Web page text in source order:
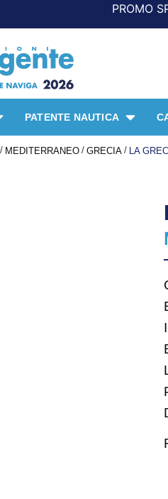
PROMO SPECIALE
PATENTE NAUTICA
/ MEDITERRANEO / GRECIA / LA